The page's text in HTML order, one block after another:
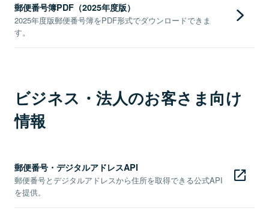
郵便番号簿PDF（2025年度版）
2025年度版郵便番号簿をPDF形式でダウンロードできま
す。
ビジネス・法人のお客さま向け
情報
郵便番号・デジタルアドレスAPI
郵便番号とデジタルアドレスから住所を取得できる公式API
を提供。